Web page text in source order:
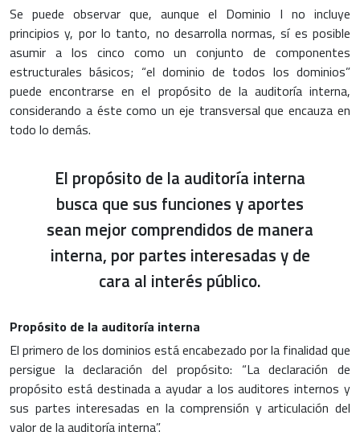
Se puede observar que, aunque el Dominio I no incluye
principios y, por lo tanto, no desarrolla normas, sí es posible
asumir a los cinco como un conjunto de componentes
estructurales básicos; “el dominio de todos los dominios”
puede encontrarse en el propósito de la auditoría interna,
considerando a éste como un eje transversal que encauza en
todo lo demás.
El propósito de la auditoría interna
busca que sus funciones y aportes
sean mejor comprendidos de manera
interna, por partes interesadas y de
cara al interés público.
Propósito de la auditoría interna
El primero de los dominios está encabezado por la finalidad que
persigue la declaración del propósito: “La declaración de
propósito está destinada a ayudar a los auditores internos y
sus partes interesadas en la comprensión y articulación del
valor de la auditoría interna”.